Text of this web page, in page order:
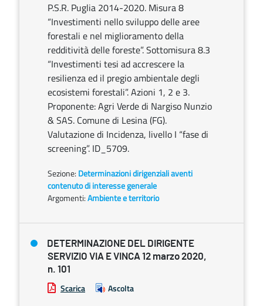
P.S.R. Puglia 2014-2020. Misura 8
“Investimenti nello sviluppo delle aree
forestali e nel miglioramento della
redditività delle foreste”. Sottomisura 8.3
“Investimenti tesi ad accrescere la
resilienza ed il pregio ambientale degli
ecosistemi forestali”. Azioni 1, 2 e 3.
Proponente: Agri Verde di Nargiso Nunzio
& SAS. Comune di Lesina (FG).
Valutazione di Incidenza, livello I “fase di
screening”. ID_5709.
Sezione: Determinazioni dirigenziali aventi
contenuto di interesse generale
Argomenti:Ambiente e territorio
DETERMINAZIONE DEL DIRIGENTE
SERVIZIO VIA E VINCA 12 marzo 2020,
n. 101
Scarica Ascolta